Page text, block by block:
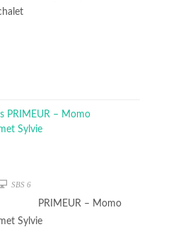
SBS 6
PRIMEUR – Momo
Sylvie